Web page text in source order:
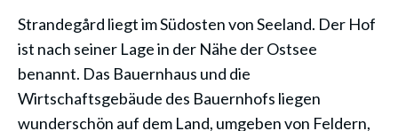
Strandegård liegt im Südosten von Seeland. Der Hof
ist nach seiner Lage in der Nähe der Ostsee
benannt. Das Bauernhaus und die
Wirtschaftsgebäude des Bauernhofs liegen
wunderschön auf dem Land, umgeben von Feldern,